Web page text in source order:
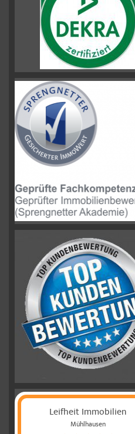
Leifheit Immobilien
Mühlhausen